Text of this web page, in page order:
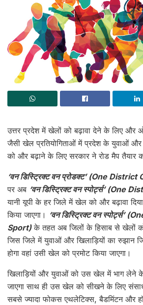
उत्तर प्रदेश में खेलों को बढ़ावा देने के लिए
जैसी खेल प्रतियोगिताओं में प्रदेश के युवाओं और
को और बढ़ाने के लिए सरकार ने रोड मैप तैयार
‘वन डिस्ट्रिक्ट वन प्रोडक्ट’ (One
पर अब ‘वन डिस्ट्रिक्ट वन स्पोर्ट्स’ (One
यानी यूपी के हर जिले में खेल को और बढ़ावा
किया जाएगा। ‘वन डिस्ट्रिक्ट वन स्पोर्ट्स’
Sport)के तहत अब जिलों के हिसाब से खेलों
जिस जिले में युवाओं और खिलाड़ियों का रुझान
होगा वहां उसी खेल को प्रमोट किया जाएगा।
खिलाड़ियों और युवाओं को उस खेल में भाग लेने के
जाएगा साथ ही उस खेल को सीखने के लिए
सबसे ज्यादा फोकस एथलेटिक्स, बैडमिंटन और